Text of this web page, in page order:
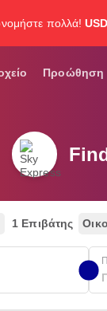
πολλά!
Προώθηση
1 Επιβάτης